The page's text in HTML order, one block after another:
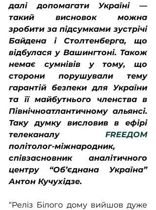
далі допомагати Україні —
такий висновок можна
зробити за підсумками зустрічі
Байдена і Столтенберга, що
відбулася у Вашингтоні. Також
немає сумнівів у тому, що
сторони порушували тему
гарантій безпеки для України
та її майбутнього членства в
Північноатлантичному альянсі.
Таку думку висловив в ефірі
телеканалу FREEДОМ
політолог-міжнародник,
співзасновник аналітичного
центру “Об’єднана Україна”
Антон Кучухідзе.
“Реліз Білого дому вийшов дуже